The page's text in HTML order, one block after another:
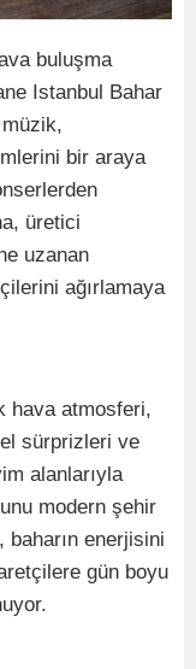
buluşma
Istanbul Bahar
müzik,
bir araya
üretici
uzanan
ağırlamaya
hava atmosferi,
sürprizleri ve
alanlarıyla
modern şehir
enerjisini
gün boyu